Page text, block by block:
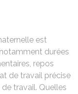
est
durées
repos
de travail précise
travail. Quelles